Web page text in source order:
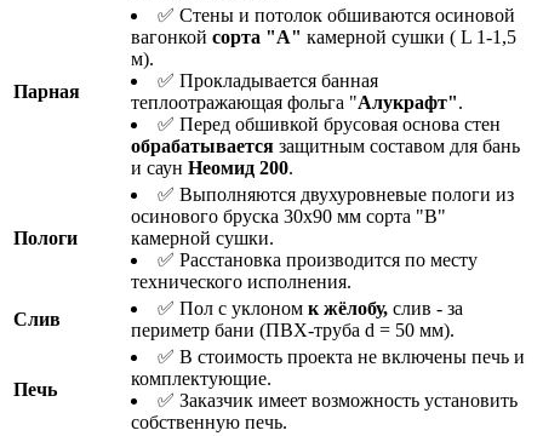
Парная
✅ Стены и потолок обшиваются осиновой
вагонкой сорта "А" камерной сушки ( L 1-1,5
м).
✅ Прокладывается банная
теплоотражающая фольга "Алукрафт".
✅ Перед обшивкой брусовая основа стен
обрабатывается защитным составом для бань
и саун Неомид 200.
Пологи
✅ Выполняются двухуровневые пологи из
осинового бруска 30х90 мм сорта "В"
камерной сушки.
✅ Расстановка производится по месту
технического исполнения.
Слив
✅ Пол с уклоном к жёлобу, слив - за
периметр бани (ПВХ-труба d = 50 мм).
Печь
✅ В стоимость проекта не включены печь и
комплектующие.
✅ Заказчик имеет возможность установить
собственную печь.